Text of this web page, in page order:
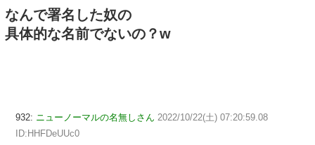
なんで署名した奴の
具体的な名前でないの？w
932: ニューノーマルの名無しさん 2022/10/22(土) 07:20:59.08
ID:HHFDeUUc0